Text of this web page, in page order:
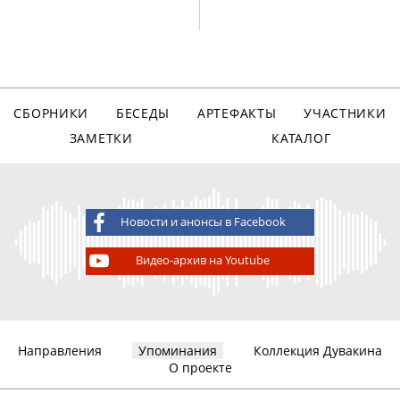
СБОРНИКИ БЕСЕДЫ АРТЕФАКТЫ
УЧАСТНИКИ
ЗАМЕТКИ
КАТАЛОГ
Новости и анонсы в Facebook
Видео-архив на Youtube
Направления Упоминания
Коллекция Дувакина
О проекте